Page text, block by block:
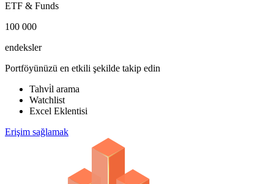
ETF & Funds
100 000
endeksler
Portföyünüzü en etkili şekilde takip edin
Tahvi̇l arama
Watchlist
Excel Eklentisi
Erişim sağlamak